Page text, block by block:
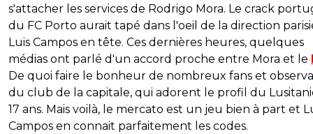
s'attacher les services de Rodrigo Mora. Le crack
du FC Porto aurait tapé dans l'oeil de la direction
Luis Campos en tête. Ces dernières heures, quelques
médias ont parlé d'un accord proche entre Mora et le
De quoi faire le bonheur de nombreux fans et
du club de la capitale, qui adorent le profil du
17 ans. Mais voilà, le mercato est un jeu bien à part et
Campos en connait parfaitement les codes.